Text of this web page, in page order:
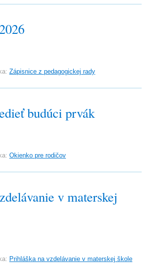
Zápisnice z pedagogickej rady
budúci prvák
Okienko pre rodičov
v materskej
Prihláška na vzdelávanie v materskej škole